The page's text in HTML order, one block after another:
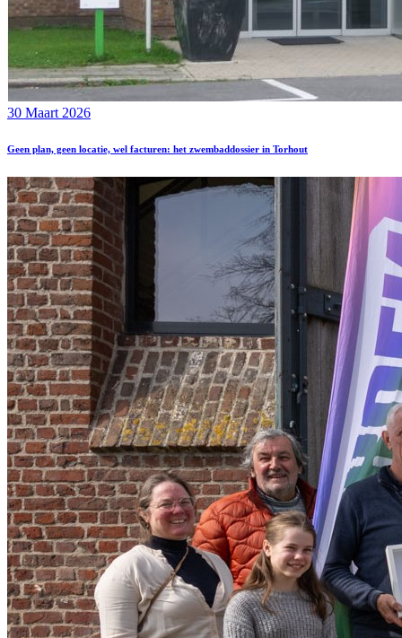
30 Maart 2026
Geen plan, geen locatie, wel facturen: het zwembaddossier in Torhout